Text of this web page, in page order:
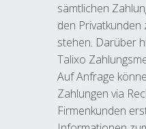
sämtlichen
den Privatkunden
stehen. Darüber
Talixo
Auf Anfrage
Zahlungen via
Firmenkunden